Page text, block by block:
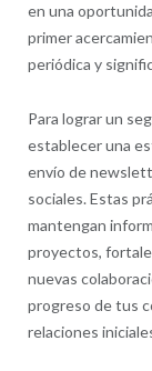
en una
primer
periódica y
Para lograr un
establecer una
envío de
sociales. Estas
mantengan
proyectos,
nuevas
progreso de tus
relaciones